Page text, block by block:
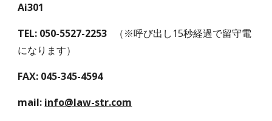
Ai301
TEL: 050-5527-2253
（※呼び出し15秒経過で留守電
になります）
FAX: 045-345-4594
mail: info@law-str.com